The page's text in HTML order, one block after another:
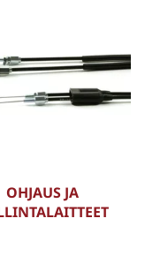
OHJAUS JA